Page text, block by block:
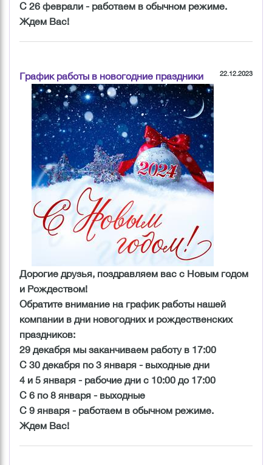
С 26 феврали - работаем в обычном режиме.
Ждем Вас!
График работы в новогодние праздники 22.12.2023
Дорогие друзья, поздравляем вас с Новым годом
и Рождеством!
Обратите внимание на график работы нашей
компании в дни новогодних и рождественских
праздников:
29 декабря мы заканчиваем работу в 17:00
С 30 декабря по 3 января - выходные дни
4 и 5 января - рабочие дни с 10:00 до 17:00
С 6 по 8 января - выходные
С 9 января - работаем в обычном режиме.
Ждем Вас!